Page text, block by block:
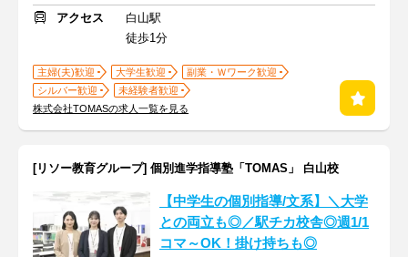
アクセス
白山駅
徒歩1分
主婦(夫)歓迎 大学生歓迎
副業・Ｗワーク歓迎
シルバー歓迎
未経験者歓迎
株式会社TOMASの求人一覧を見る
[リソー教育グループ] 個別進学指導塾「TOMAS」 白山校
【中学生の個別指導/文系】＼大学
との両立も◎／駅チカ校舎◎週1/1
コマ～OK！掛け持ちも◎